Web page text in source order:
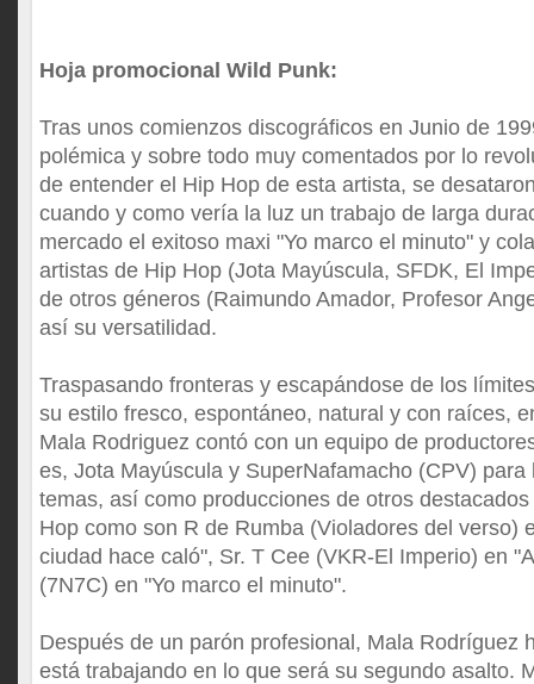
Hoja promocional Wild Punk:
Tras unos comienzos discográficos en Junio de
polémica y sobre todo muy comentados por lo
de entender el Hip Hop de esta artista, se
cuando y como vería la luz un trabajo de larga
mercado el exitoso maxi "Yo marco el minuto" y
artistas de Hip Hop (Jota Mayúscula, SFDK, El
de otros géneros (Raimundo Amador, Profesor
así su versatilidad.
Traspasando fronteras y escapándose de los
su estilo fresco, espontáneo, natural y con raíces,
Mala Rodriguez contó con un equipo de
es, Jota Mayúscula y SuperNafamacho (CPV)
temas, así como producciones de otros
Hop como son R de Rumba (Violadores del verso)
ciudad hace caló", Sr. T Cee (VKR-El Imperio) en
(7N7C) en "Yo marco el minuto".
Después de un parón profesional, Mala Rodríguez
está trabajando en lo que será su segundo asalto.